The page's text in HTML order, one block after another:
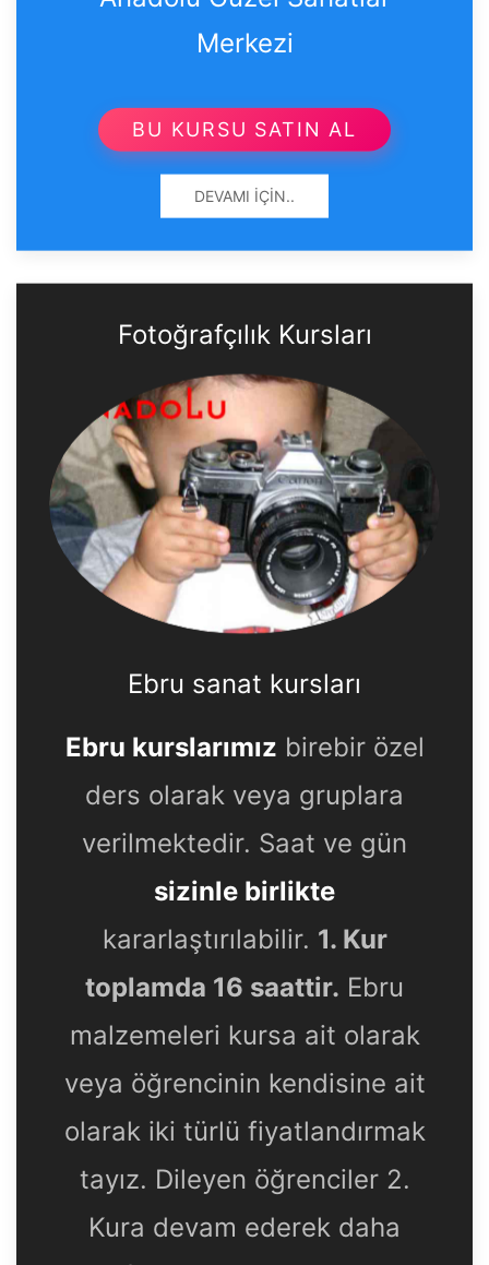
Merkezi
BU KURSU SATIN AL
DEVAMI İÇIN..
Fotoğrafçılık Kursları
Ebru sanat kursları
Ebru kurslarımız birebir özel
ders olarak veya gruplara
verilmektedir. Saat ve gün
sizinle birlikte
kararlaştırılabilir. 1. Kur
toplamda 16 saattir. Ebru
malzemeleri kursa ait olarak
veya öğrencinin kendisine ait
olarak iki türlü fiyatlandırmak
tayız. Dileyen öğrenciler 2.
Kura devam ederek daha